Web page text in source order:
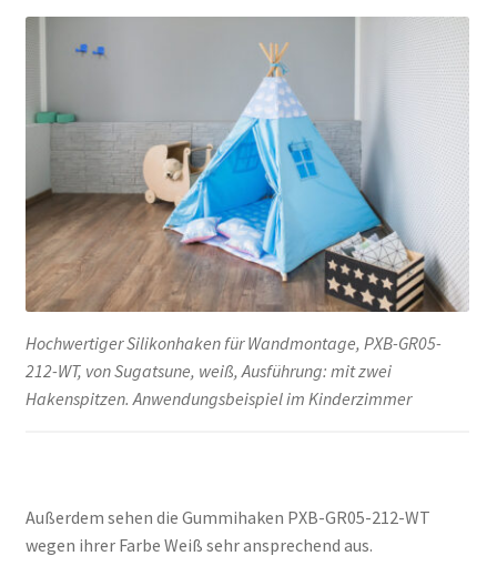
Hochwertiger Silikonhaken für Wandmontage, PXB-GR05-
212-WT, von Sugatsune, weiß, Ausführung: mit zwei
Hakenspitzen. Anwendungsbeispiel im Kinderzimmer
Außerdem sehen die Gummihaken PXB-GR05-212-WT
wegen ihrer Farbe Weiß sehr ansprechend aus.